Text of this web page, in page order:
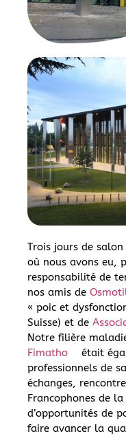
Trois jours de
où nous avons eu,
responsabilité de
nos amis de
« poic et
Suisse) et de
Notre filière
Fimatho
était
professionnels de
échanges,
Francophones de
d’opportunités de
faire avancer la